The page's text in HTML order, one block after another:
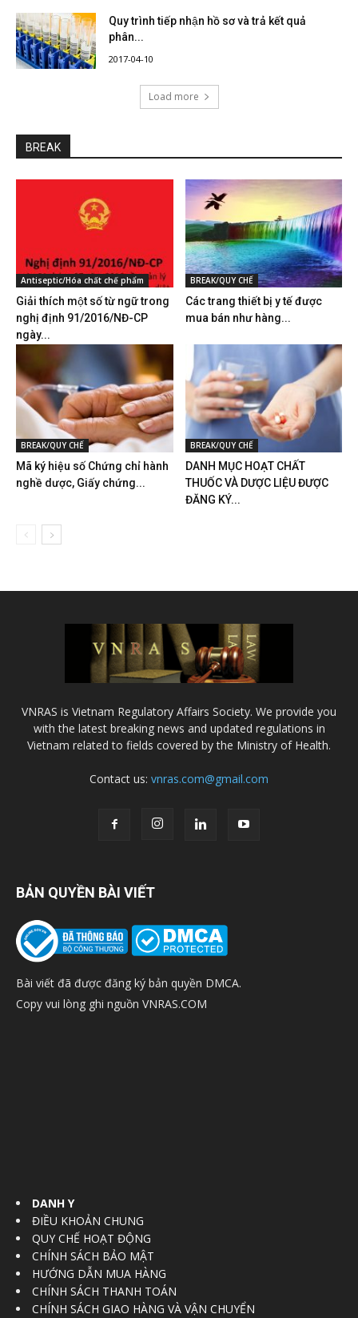
Quy trình tiếp nhận hồ sơ và trả kết quả
phân...
2017-04-10
Load more
BREAK
Antiseptic/Hóa chất chế phẩm
Giải thích một số từ ngữ trong
nghị định 91/2016/NĐ-CP
ngày...
BREAK/QUY CHẾ
Các trang thiết bị y tế được
mua bán như hàng...
BREAK/QUY CHẾ
Mã ký hiệu số Chứng chỉ hành
nghề dược, Giấy chứng...
BREAK/QUY CHẾ
DANH MỤC HOẠT CHẤT
THUỐC VÀ DƯỢC LIỆU ĐƯỢC
ĐĂNG KÝ...
VNRAS is Vietnam Regulatory Affairs Society. We provide you
with the latest breaking news and updated regulations in
Vietnam related to fields covered by the Ministry of Health.
Contact us: vnras.com@gmail.com
BẢN QUYỀN BÀI VIẾT
Bài viết đã được đăng ký bản quyền DMCA.
Copy vui lòng ghi nguồn VNRAS.COM
DANH Y
ĐIỀU KHOẢN CHUNG
QUY CHẾ HOẠT ĐỘNG
CHÍNH SÁCH BẢO MẬT
HƯỚNG DẪN MUA HÀNG
CHÍNH SÁCH THANH TOÁN
CHÍNH SÁCH GIAO HÀNG VÀ VẬN CHUYỂN